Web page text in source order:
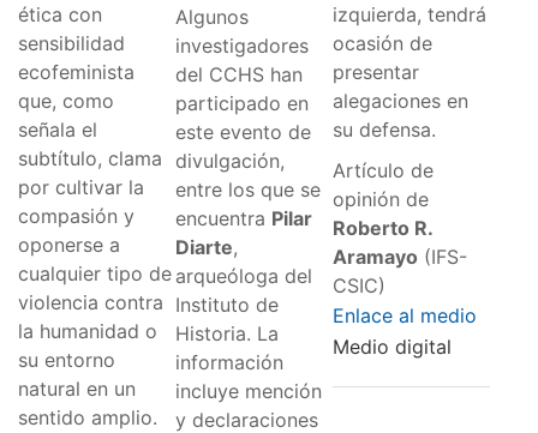
ética con
sensibilidad
ecofeminista
que, como
señala el
subtítulo, clama
por cultivar la
compasión y
oponerse a
cualquier tipo de
violencia contra
la humanidad o
su entorno
natural en un
sentido amplio.
Algunos
investigadores
del CCHS han
participado en
este evento de
divulgación,
entre los que se
encuentra Pilar
Diarte,
arqueóloga del
Instituto de
Historia. La
información
incluye mención
y declaraciones
izquierda, tendrá
ocasión de
presentar
alegaciones en
su defensa.
Artículo de
opinión de
Roberto R.
Aramayo (IFS-
CSIC)
Enlace al medio
Medio digital